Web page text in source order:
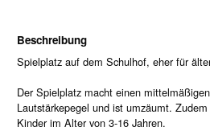
Beschreibung
Spielplatz auf dem Schulhof, eher für
Der Spielplatz macht einen
Lautstärkepegel und ist umzäumt.
Kinder im Alter von 3-16 Jahren.